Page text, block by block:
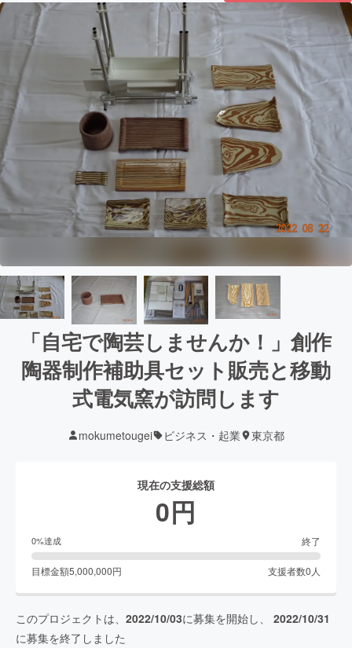
「自宅で陶芸しませんか！」創作
陶器制作補助具セット販売と移動
式電気窯が訪問します
mokumetougei ビジネス・起業 東京都
現在の支援総額
0円
0%達成 終了
目標金額5,000,000円 支援者数0 人
このプロジェクトは、 2022/10/03に募集を開始し、 2022/10/31
に募集を終了しました